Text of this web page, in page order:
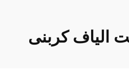
الیاف کربنی